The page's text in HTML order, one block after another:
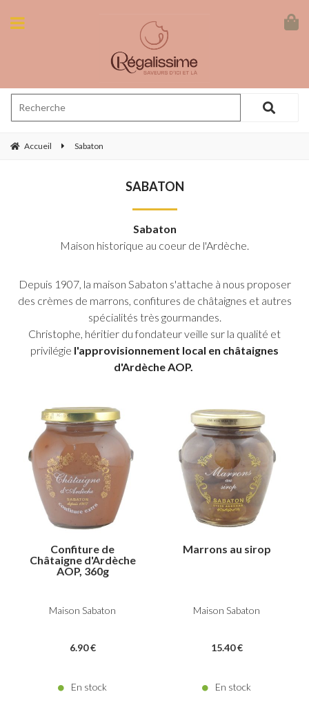
Accueil Sabaton
SABATON
Sabaton
Maison historique au coeur de l'Ardèche.
Depuis 1907, la maison Sabaton s'attache à nous proposer
des crèmes de marrons, confitures de châtaignes et autres
spécialités très gourmandes.
Christophe, héritier du fondateur veille sur la qualité et
privilégie l'approvisionnement local en châtaignes
d'Ardèche AOP.
Confiture de
Châtaigne d'Ardèche
AOP, 360g
Maison Sabaton
6.90 €
En stock
Marrons au sirop
Maison Sabaton
15.40 €
En stock